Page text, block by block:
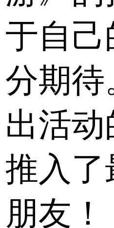
于自
分期
出活
推入
朋友！